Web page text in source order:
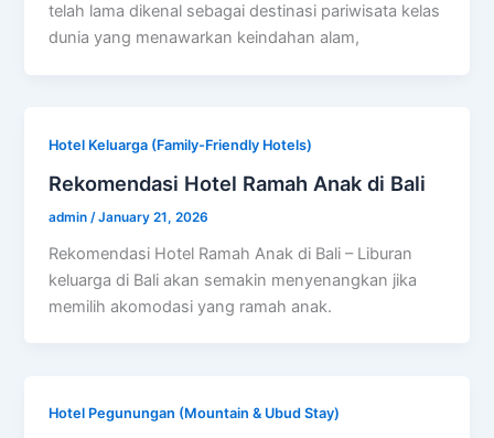
telah lama dikenal sebagai destinasi pariwisata kelas
dunia yang menawarkan keindahan alam,
Hotel Keluarga (Family-Friendly Hotels)
Rekomendasi Hotel Ramah Anak di Bali
admin /January 21, 2026
Rekomendasi Hotel Ramah Anak di Bali – Liburan
keluarga di Bali akan semakin menyenangkan jika
memilih akomodasi yang ramah anak.
Hotel Pegunungan (Mountain & Ubud Stay)